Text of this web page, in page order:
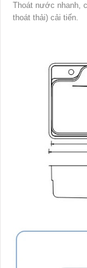
Thoát nước nhanh,
thoát thải) cải tiến.